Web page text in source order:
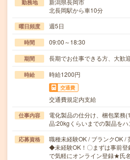
勤務地
新潟県長岡市
北長岡駅から車10分
曜日頻度 週5日
時間 09:00～18:30
期間 長期でお仕事できる方、大歓
時給 時給1200円
交通費
交通費規定内支給
仕事内容
電化製品の仕分け、梱包業務
品:20kgくらいまでの製品を
応募資格
職種未経験OK / ブランクOK /
◆未経験OK！〇まずは事前登
で気軽にオンライン登録★氏